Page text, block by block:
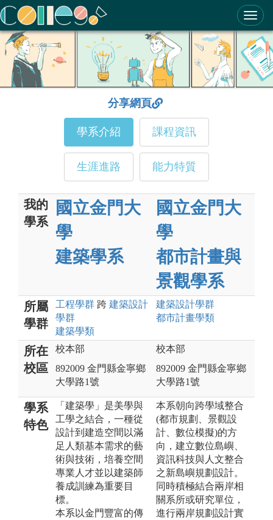
ColleGo! 大學選才與高中育才輔助系統
分享網頁
學系介紹 課程資訊
生涯進路 能力特質
我的
學系
國立金門大
學
建築學系
國立金門大
學
都市計畫與
景觀學系
所屬
學群
工程學群 跨 建築設計
學群
建築學類
建築設計學群
都市計畫學類
所在
校區
校本部
892009 金門縣金寧鄉
大學路1號
校本部
892009 金門縣金寧鄉
大學路1號
學系
特色
「建築學」是美學與
工學之結合，一種從
設計到建造空間以滿
足人類基本需求的藝
術與技術，培養空間
專業人才並以建築師
養成訓練為重要目
標。
本系以金門豐富的傳
本系朝向跨學域整合
(都市規劃、景觀設
計、數位模擬)的方
向，建立數位島嶼、
資訊科技與人文整合
之新島嶼規劃設計。
同時積極結合兩岸相
關系所或研究單位，
進行兩岸規劃設計實